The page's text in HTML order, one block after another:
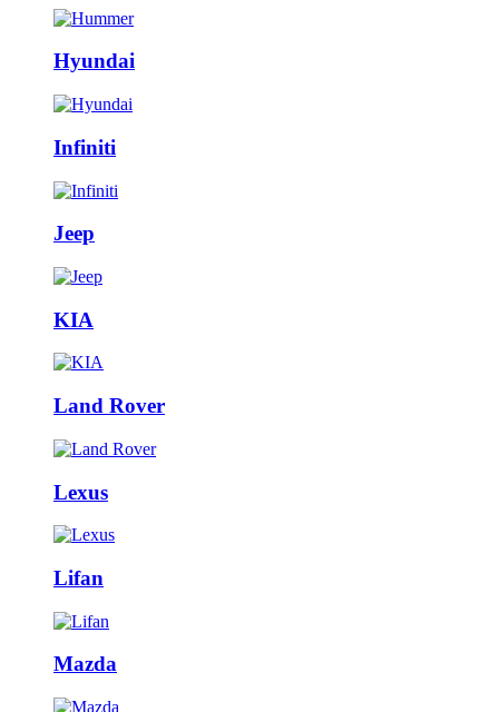
Hyundai
Infiniti
Jeep
KIA
Land Rover
Lexus
Lifan
Mazda